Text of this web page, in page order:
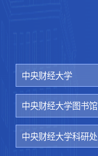
中央财经大学
中央财经大学图书馆
中央财经大学科研处